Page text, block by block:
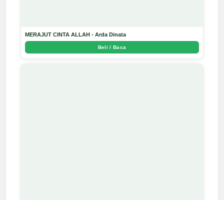
MERAJUT CINTA ALLAH - Arda Dinata
Beli / Baca